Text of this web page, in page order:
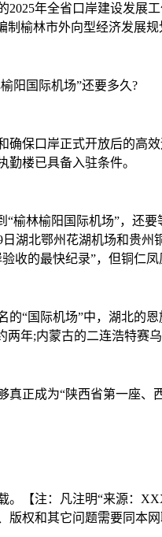
2025年全省口岸建设发展
制榆林市外向型经济发展规
阳国际机场”还要多久?
保口岸正式开放后的高效
勤楼已具备入驻条件。
林榆阳国际机场”，还要
日湖北鄂州花湖机场和贵
收的最快纪录”，但铜仁
国际机场”中，湖北的恩
两年;内蒙古的二连浩特赛
成为“陕西省第一座、西
。【注：凡注明“来源：
权和其它问题需要同本网